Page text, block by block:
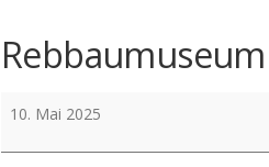
Rebbaumuseum
Ligerz
10. Mai 2025